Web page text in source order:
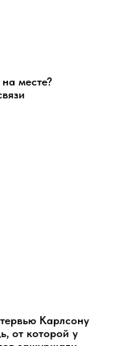
месте?
Карлсону
от которой у